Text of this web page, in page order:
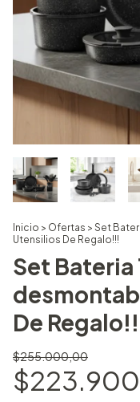
Inicio > Ofertas > Set
Utensilios De Regalo!!!
Set Bateria
De
$255.000,00